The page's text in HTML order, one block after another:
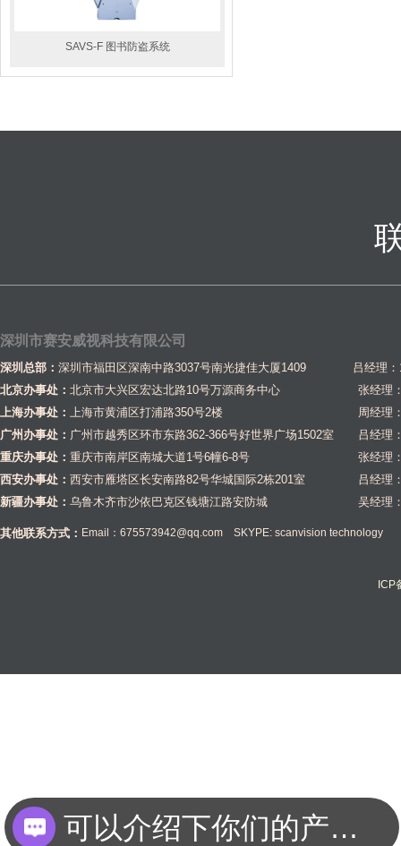
SAVS-SC320声磁防盗器
SAVS-F 图书防盗系统
深圳市赛安威视科技有限公司
深圳总部： 深圳市福田区深南中路3037号南光捷佳大厦1409 吕经理：
北京办事处： 北京市大兴区宏达北路10号万源商务中心
张经理
上海办事处： 上海市黄浦区打浦路350号2楼
周经理
广州办事处： 广州市越秀区环市东路362-366号好世界广场1502室
吕经理
重庆办事处： 重庆市南岸区南城大道1号6幢6-8号
张经理
西安办事处： 西安市雁塔区长安南路82号华城国际2栋201室
吕经理
新疆办事处： 乌鲁木齐市沙依巴克区钱塘江路安防城 吴经理
其他联系方式： Email：675573942@qq.com SKYPE: scanvision technology
ICP
可以介绍下你们的产品么？